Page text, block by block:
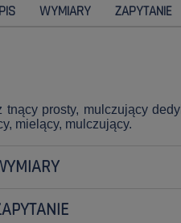
WYMIARY ZAPYTANIE
tnący prosty, mulczujący
mielący, mulczujący.